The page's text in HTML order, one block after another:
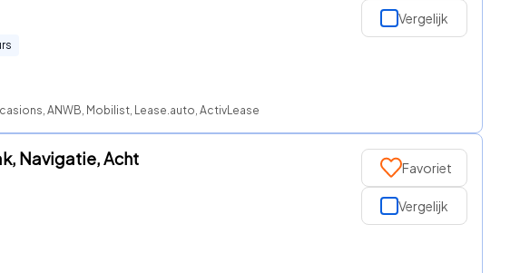
ANWB, Mobilist, Lease.auto, ActivLease
Vergelijk
Navigatie, Acht Favoriet
Vergelijk